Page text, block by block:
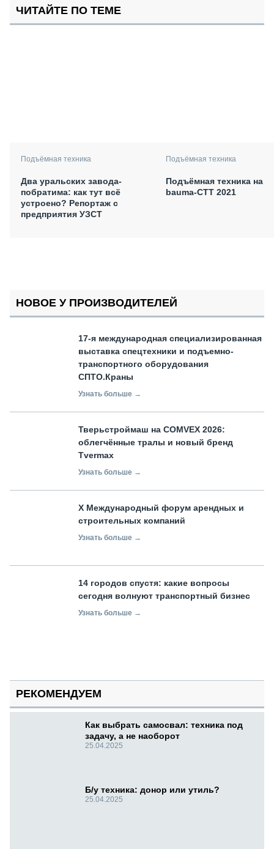
ЧИТАЙТЕ ПО ТЕМЕ
Подъёмная техника
Два уральских завода-
побратима: как тут всё
устроено? Репортаж с
предприятия УЗСТ
Подъёмная техника
Подъёмная техника на
bauma-СТТ 2021
НОВОЕ У ПРОИЗВОДИТЕЛЕЙ
17-я международная специализированная
выставка спецтехники и подъемно-
транспортного оборудования
СПТО.Краны
Узнать больше →
Тверьстроймаш на COMVEX 2026:
облегчённые тралы и новый бренд
Tvermax
Узнать больше →
X Международный форум арендных и
строительных компаний
Узнать больше →
14 городов спустя: какие вопросы
сегодня волнуют транспортный бизнес
Узнать больше →
РЕКОМЕНДУЕМ
Как выбрать самосвал: техника под
задачу, а не наоборот
25.04.2025
Б/у техника: донор или утиль?
25.04.2025